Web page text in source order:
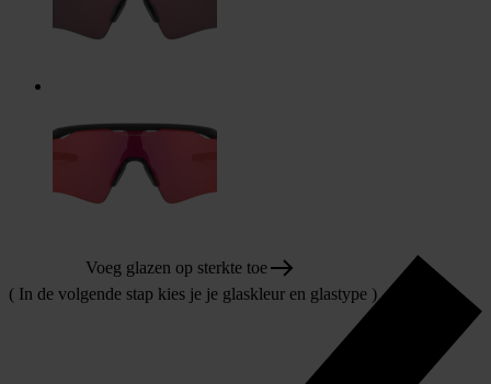
Voeg glazen op sterkte toe
( In de volgende stap kies je je glaskleur en glastype )